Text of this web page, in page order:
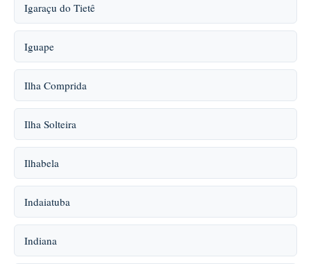
Igaraçu do Tietê
Iguape
Ilha Comprida
Ilha Solteira
Ilhabela
Indaiatuba
Indiana